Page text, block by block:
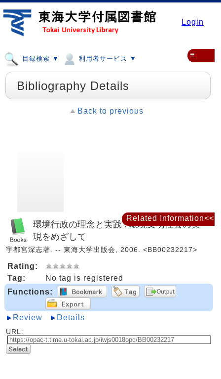
Login
目録検索 ▼ 利用者サービス ▼ ≡
Bibliography Details
Back to previous
環境行政の理念と実践 : 環境文明社会の実
現をめざして
宇都宮深志著. -- 東海大学出版会, 2006. <BB00232217>
Rating:
Tag:
No tag is registered
Functions:
Review Details
URL:
Related Information<<